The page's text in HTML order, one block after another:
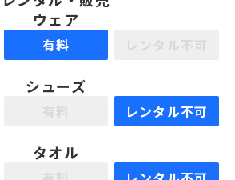
ウェア
有料
シューズ
レンタル不可
タオル